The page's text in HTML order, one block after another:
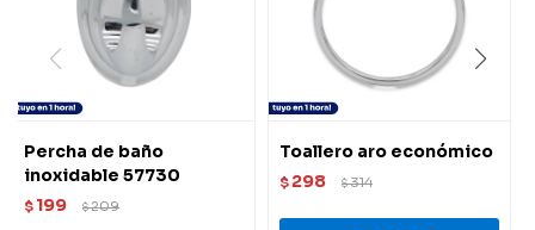
Percha de baño
inoxidable 57730
$ 199 $209
Toallero aro económico
$ 298 $314